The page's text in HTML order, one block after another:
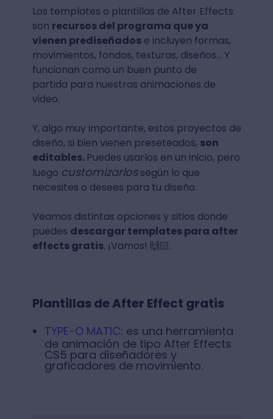
Los templates o plantillas de After Effects
son recursos del programa que ya
vienen prediseñadose incluyen formas,
movimientos, fondos, texturas, diseños... Y
funcionan como un buen punto de
partida para nuestras animaciones de
video.
Y, algo muy importante, estos proyectos de
diseño, si bien vienen preseteados, son
editables. Puedes usarlos en un inicio, pero
luego customizarlossegún lo que
necesites o desees para tu diseño.
Veamos distintas opciones y sitios donde
puedes descargar templates para after
effects gratis. ¡Vamos! 🙌🏻.
Plantillas de After Effect gratis
TYPE-O MATIC: es una herramienta
de animación de tipo After Effects
CS5 para diseñadores y
graficadores de movimiento.